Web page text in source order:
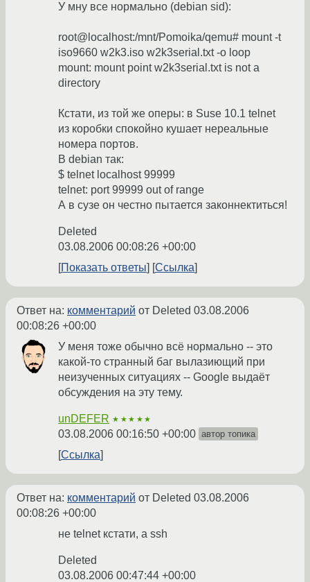
У мну все нормально (debian sid):
root@localhost:/mnt/Pomoika/qemu# mount -t
iso9660 w2k3.iso w2k3serial.txt -o loop
mount: mount point w2k3serial.txt is not a
directory
Кстати, из той же оперы: в Suse 10.1 telnet
из коробки спокойно кушает нереальные
номера портов.
В debian так:
$ telnet localhost 99999
telnet: port 99999 out of range
А в сузе он честно пытается законнектиться!
Deleted
03.08.2006 00:08:26 +00:00
Показать ответы
Ссылка
Ответ на: комментарий от Deleted 03.08.2006
00:08:26 +00:00
У меня тоже обычно всё нормально -- это
какой-то странный баг вылазиющий при
неизученных ситуациях -- Google выдаёт
обсуждения на эту тему.
unDEFER ★★★★★
03.08.2006 00:16:50 +00:00 автор топика
Ссылка
Ответ на: комментарий от Deleted 03.08.2006
00:08:26 +00:00
не telnet кстати, а ssh
Deleted
03.08.2006 00:47:44 +00:00